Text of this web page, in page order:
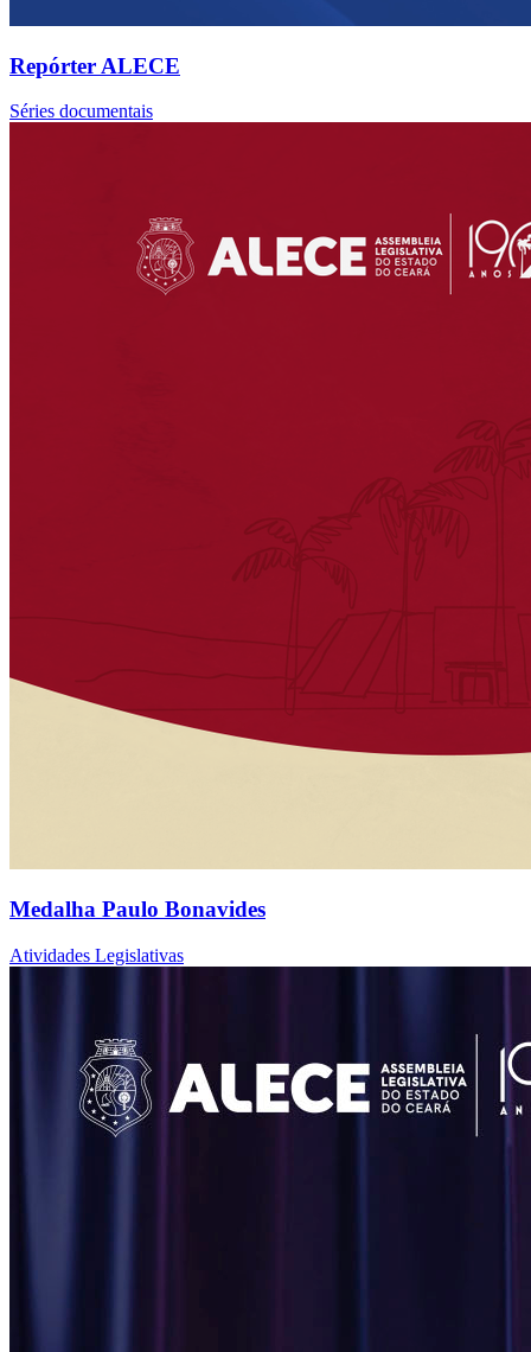
Repórter ALECE
Séries documentais
Medalha Paulo Bonavides
Atividades Legislativas